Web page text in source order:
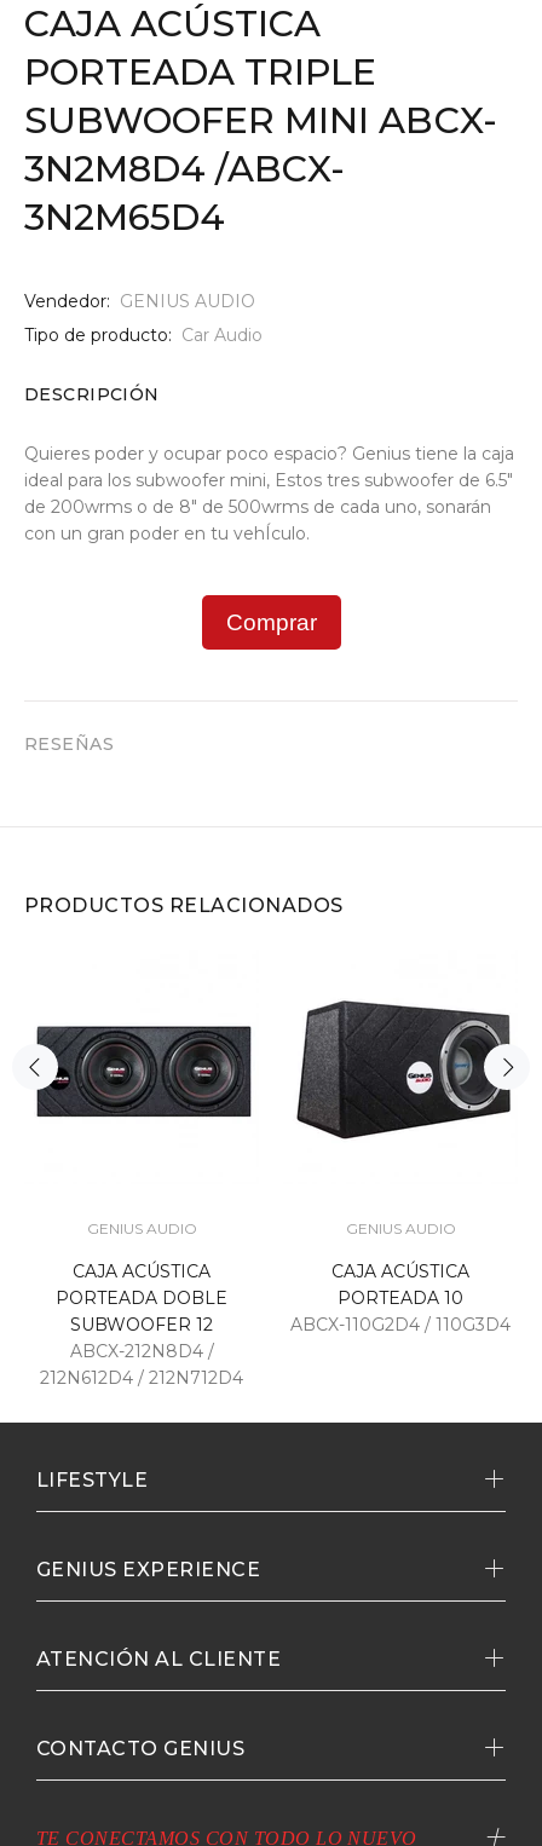
CAJA ACÚSTICA
PORTEADA TRIPLE
SUBWOOFER MINI ABCX-
3N2M8D4 /ABCX-
3N2M65D4
Vendedor: GENIUS AUDIO
Tipo de producto: Car Audio
DESCRIPCIÓN
Quieres poder y ocupar poco espacio? Genius tiene la caja
ideal para los subwoofer mini, Estos tres subwoofer de 6.5"
de 200wrms o de 8" de 500wrms de cada uno, sonarán
con un gran poder en tu vehÍculo.
Comprar
RESEÑAS
PRODUCTOS RELACIONADOS
GENIUS AUDIO
CAJA ACÚSTICA
PORTEADA DOBLE
SUBWOOFER 12
ABCX-212N8D4 /
212N612D4 / 212N712D4
GENIUS AUDIO
CAJA ACÚSTICA
PORTEADA 10
ABCX-110G2D4 / 110G3D4
TE CONECTAMOS CON TODO LO NUEVO
LIFESTYLE
GENIUS EXPERIENCE
ATENCIÓN AL CLIENTE
CONTACTO GENIUS